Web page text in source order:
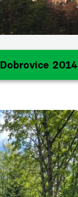
Dobrovice 2014